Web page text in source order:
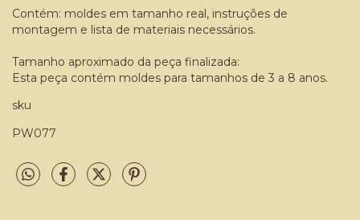
Contém: moldes em tamanho real, instruções de
montagem e lista de materiais necessários.
Tamanho aproximado da peça finalizada:
Esta peça contém moldes para tamanhos de 3 a 8 anos.
sku
PW077